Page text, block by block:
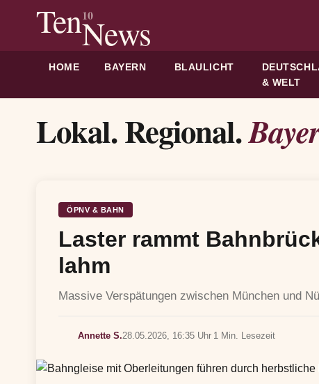
Ten10
News
HOME BAYERN BLAULICHT
& WELT
Lokal. Regional.
ÖPNV & BAHN
Laster rammt
lahm
Massive Verspätungen zwischen München und
Annette S.28.05.2026, 16:35 Uhr 1 Min. Lesezeit